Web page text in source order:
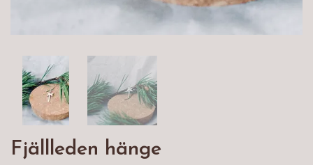
Fjällleden hänge